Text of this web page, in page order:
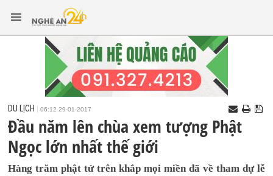
DU LỊCH 06:12 29-01-2017
Đầu năm lên chùa xem tượng Phật
Ngọc lớn nhất thế giới
Hàng trăm phật tử trên khắp mọi miền đã về tham dự lễ